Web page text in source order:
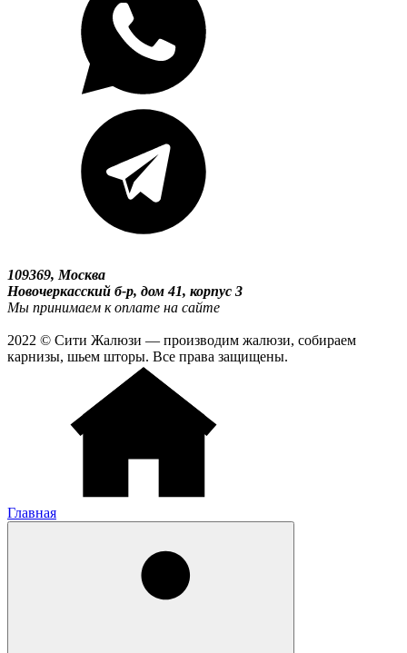
109369, Москва
Новочеркасский б-р, дом 41, корпус 3
Мы принимаем к оплате на сайте
2022 © Сити Жалюзи — производим жалюзи, собираем
карнизы, шьем шторы. Все права защищены.
Главная